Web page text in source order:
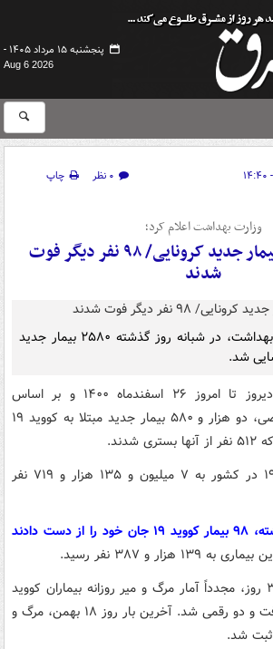
پنجشنبه ۱۵ مرداد ۱۴۰۵ -
Aug 6 2026
۰ نظر
چاپ
وزارت بهداشت اعلام کرد؛
شناسایی ۲۵۸۰ بیمار جدید کرونایی/ ۹۸ نفر دیگر فوت
شدند
بر اساس اعلام وزارت بهداشت، در شبانه روز گذشته ۲۵۸۰ بیمار جدید
شد.
، از دیروز تا امروز ۲۶ اسفندماه ۱۴۰۰ و بر اساس
معیارهای قطعی تشخیصی، دو هزار و ۵۸۰ بیمار جدید مبتلا به کووید ۱۹
مجموع بیماران کووید ۱۹ در کشور به ۷ میلیون و ۱۳۵ هزار و ۷۱۹ نفر
و ۳۸۷ نفر رسید.
امروز پس از گذشت ۳۸ روز، مجدداً آمار مرگ و میر روزانه بیماران کووید
۱۹ در کشور، کاهش یافت و دو رقمی شد. آخرین بار روز ۱۸ بهمن، مرگ و
شد.